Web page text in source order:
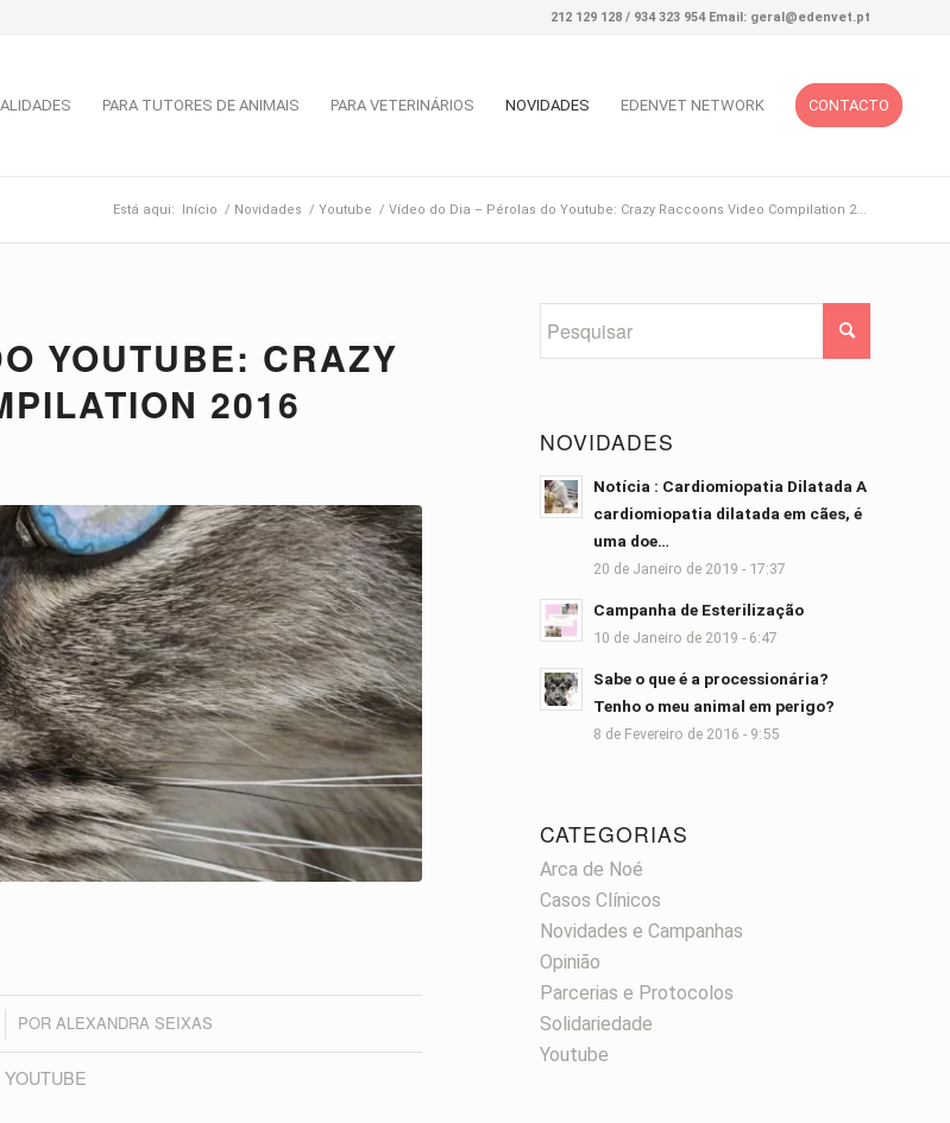
212 129 128 / 934 323 954 Email: geral@edenvet.pt
PARA TUTORES DE ANIMAIS PARA VETERINÁRIOS NOVIDADES EDENVET NETWORK CONTACTO
Está aqui: Início / Novidades / Youtube / Vídeo do Dia – Pérolas do Youtube: Crazy Raccoons Video Compilation 2...
YOUTUBE: CRAZY
2016
PORALEXANDRA SEIXAS
YOUTUBE
NOVIDADES
Notícia : Cardiomiopatia Dilatada A
cardiomiopatia dilatada em cães, é
uma doe…
20 de Janeiro de 2019 - 17:37
Campanha de Esterilização
10 de Janeiro de 2019 - 6:47
Sabe o que é a processionária?
Tenho o meu animal em perigo?
8 de Fevereiro de 2016 - 9:55
CATEGORIAS
Arca de Noé
Casos Clínicos
Novidades e Campanhas
Opinião
Parcerias e Protocolos
Solidariedade
Youtube